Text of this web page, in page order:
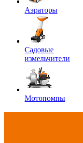
Аэраторы
Садовые
измельчители
Мотопомпы